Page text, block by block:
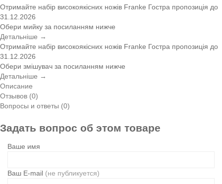
Отримайте набір високоякісних ножів Franke Гостра пропозиція до
31.12.2026
Обери мийку за посиланням нижче
Детальніше →
Отримайте набір високоякісних ножів Franke Гостра пропозиція до
31.12.2026
Обери змішувач за посиланням нижче
Детальніше →
Описание
Отзывов (0)
Вопросы и ответы (0)
Задать вопрос об этом товаре
Ваше имя
Ваш E-mail (не публикуется)